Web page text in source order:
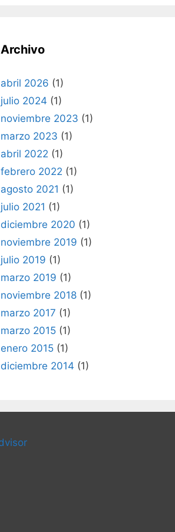
Archivo
abril 2026 (1)
julio 2024 (1)
noviembre 2023 (1)
marzo 2023 (1)
abril 2022 (1)
febrero 2022 (1)
agosto 2021 (1)
julio 2021 (1)
diciembre 2020 (1)
noviembre 2019 (1)
julio 2019 (1)
marzo 2019 (1)
noviembre 2018 (1)
marzo 2017 (1)
marzo 2015 (1)
enero 2015 (1)
diciembre 2014 (1)